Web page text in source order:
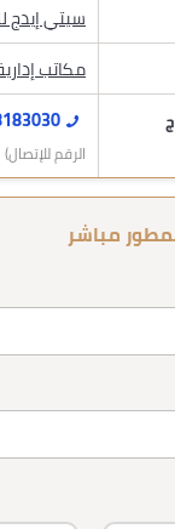
سيتي إيدج
مكاتب
01118183030
الرقم للإتصال)
مباشر